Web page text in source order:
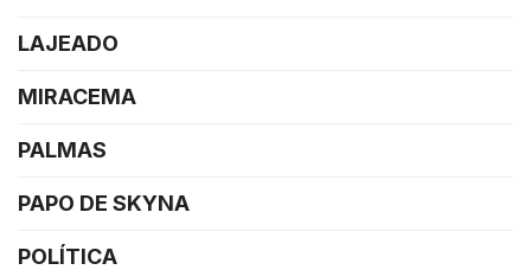
LAJEADO
MIRACEMA
PALMAS
PAPO DE SKYNA
POLÍTICA